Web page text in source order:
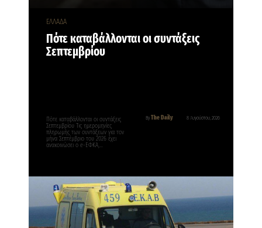
ΕΛΛΑΔΑ
Πότε καταβάλλονται οι συντάξεις
Σεπτεμβρίου
By The Daily 8 Αυγούστου, 2026
Πότε καταβάλλονται οι συντάξεις
Σεπτεμβρίου Τις ημερομηνίες
πληρωμής των συντάξεων για τον
μήνα Σεπτέμβριο του 2026 έχει
ανακοινώσει ο e-ΕΦΚΑ,…